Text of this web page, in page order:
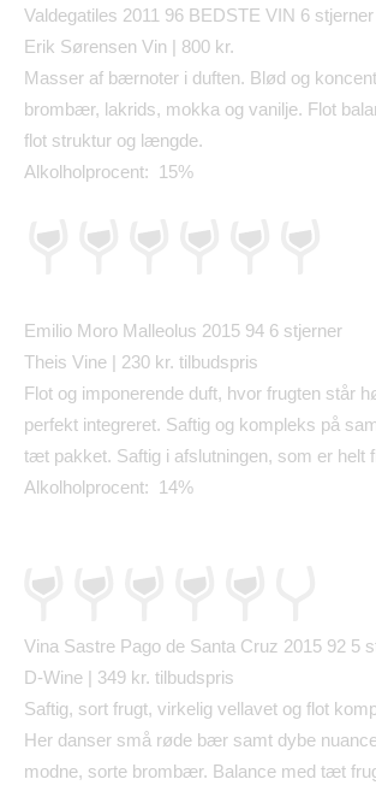
Valdegatiles 2011 96 BEDSTE VIN 6 stjerner
Erik Sørensen Vin | 800 kr.
Masser af bærnoter i duften. Blød og
brombær, lakrids, mokka og vanilje. Flot
flot struktur og længde.
Alkolholprocent: 15%
Emilio Moro Malleolus 2015 94 6 stjerner
Theis Vine | 230 kr. tilbudspris
Flot og imponerende duft, hvor frugten står h
perfekt integreret. Saftig og kompleks på
tæt pakket. Saftig i afslutningen, som er helt
Alkolholprocent: 14%
Vina Sastre Pago de Santa Cruz 2015 92 5
D-Wine | 349 kr. tilbudspris
Saftig, sort frugt, virkelig vellavet og flot
Her danser små røde bær samt dybe
modne, sorte brombær. Balance med tæt